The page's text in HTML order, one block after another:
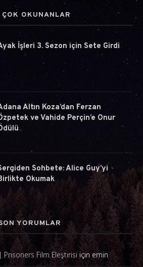
ÇOK OKUNANLAR
İşleri 3. Sezon için Sete Girdi
Altın Koza’dan Ferzan
ve Vahide Perçin’e Onur
Sohbete: Alice Guy’yi
Okumak
YORUMLAR
Prisoners Film Eleştirisi için emin